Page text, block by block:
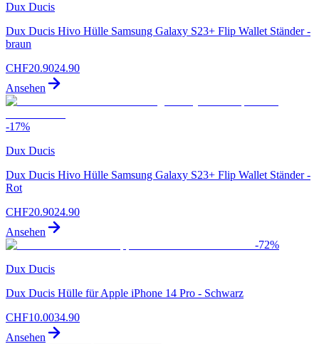
Dux Ducis
Dux Ducis Hivo Hülle Samsung Galaxy S23+ Flip Wallet Ständer -
braun
CHF20.9024.90
Ansehen
-17%
Dux Ducis
Dux Ducis Hivo Hülle Samsung Galaxy S23+ Flip Wallet Ständer -
Rot
CHF20.9024.90
Ansehen
-72%
Dux Ducis
Dux Ducis Hülle für Apple iPhone 14 Pro - Schwarz
CHF10.0034.90
Ansehen